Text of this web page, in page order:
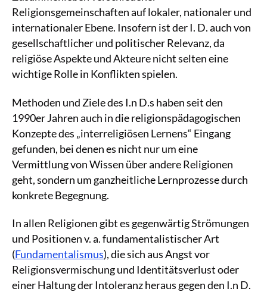
Religionsgemeinschaften auf lokaler, nationaler und
internationaler Ebene. Insofern ist der I. D. auch von
gesellschaftlicher und politischer Relevanz, da
religiöse Aspekte und Akteure nicht selten eine
wichtige Rolle in Konflikten spielen.
Methoden und Ziele des I.n D.s haben seit den
1990er Jahren auch in die religionspädagogischen
Konzepte des „interreligiösen Lernens“ Eingang
gefunden, bei denen es nicht nur um eine
Vermittlung von Wissen über andere Religionen
geht, sondern um ganzheitliche Lernprozesse durch
konkrete Begegnung.
In allen Religionen gibt es gegenwärtig Strömungen
und Positionen v. a. fundamentalistischer Art
(Fundamentalismus), die sich aus Angst vor
Religionsvermischung und Identitätsverlust oder
einer Haltung der Intoleranz heraus gegen den I.n D.